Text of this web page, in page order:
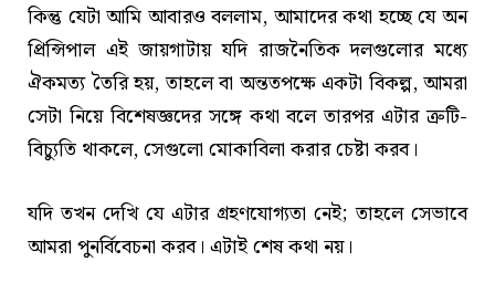
কিন্তু যেটা আমি আবারও বললাম, আমাদের কথা হচ্ছে যে অন
প্রিন্সিপাল এই জায়গাটায় যদি রাজনৈতিক দলগুলোর মধ্যে
ঐকমত্য তৈরি হয়, তাহলে বা অন্ততপক্ষে একটা বিকল্প, আমরা
সেটা নিয়ে বিশেষজ্ঞদের সঙ্গে কথা বলে তারপর এটার ত্রুটি-
বিচ্যুতি থাকলে, সেগুলো মোকাবিলা করার চেষ্টা করব।
যদি তখন দেখি যে এটার গ্রহণযোগ্যতা নেই; তাহলে সেভাবে
আমরা পুনর্বিবেচনা করব। এটাই শেষ কথা নয়।